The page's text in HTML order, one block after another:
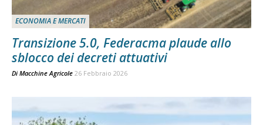
ECONOMIA E MERCATI
Transizione 5.0, Federacma plaude allo
sblocco dei decreti attuativi
Di Macchine Agricole 26 Febbraio 2026